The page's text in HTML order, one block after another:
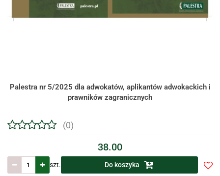
Palestra nr 5/2025 dla adwokatów, aplikantów adwokackich i
prawników zagranicznych
(0)
38.00
szt. Do koszyka